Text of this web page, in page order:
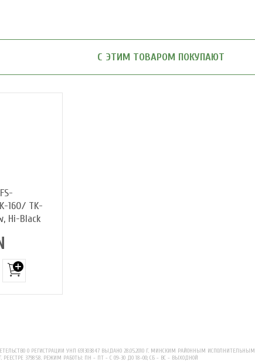
С ЭТИМ ТОВАРОМ ПОКУПАЮТ
160/ TK-
Hi-Black
О РЕГИСТРАЦИИ УНП 691303847 ВЫДАНО 28.05.2010 Г. МИНСКИМ РАЙОННЫМ ИСПОЛНИТЕЛЬНЫМ
РЕЕСТРЕ 379858. РЕЖИМ РАБОТЫ: ПН - ПТ - С 09-30 ДО 18-00; СБ - ВС - ВЫХОДНОЙ